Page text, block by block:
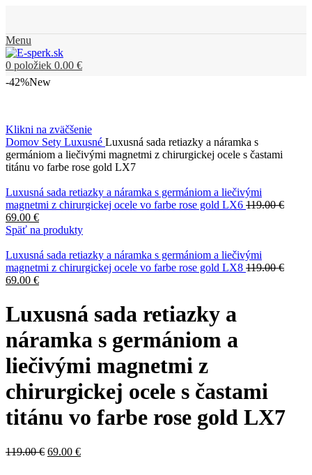
Menu
0 položiek 0.00 €
-42%New
Klikni na zväčšenie
Domov Sety Luxusné Luxusná sada retiazky a náramka s
germániom a liečivými magnetmi z chirurgickej ocele s častami
titánu vo farbe rose gold LX7
Luxusná sada retiazky a náramka s germániom a liečivými
magnetmi z chirurgickej ocele vo farbe rose gold LX6 119.00€
69.00 €
Späť na produkty
Luxusná sada retiazky a náramka s germániom a liečivými
magnetmi z chirurgickej ocele vo farbe rose gold LX8 119.00€
69.00 €
Luxusná sada retiazky a
náramka s germániom a
liečivými magnetmi z
chirurgickej ocele s častami
titánu vo farbe rose gold LX7
119.00€ 69.00 €